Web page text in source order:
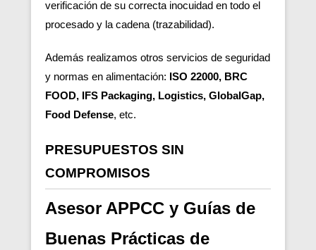
verificación de su correcta inocuidad en todo el
procesado y la cadena (trazabilidad).
Además realizamos otros servicios de seguridad
y normas en alimentación: ISO 22000, BRC
FOOD, IFS Packaging, Logistics, GlobalGap,
Food Defense, etc.
PRESUPUESTOS SIN
COMPROMISOS
Asesor APPCC y Guías de
Buenas Prácticas de